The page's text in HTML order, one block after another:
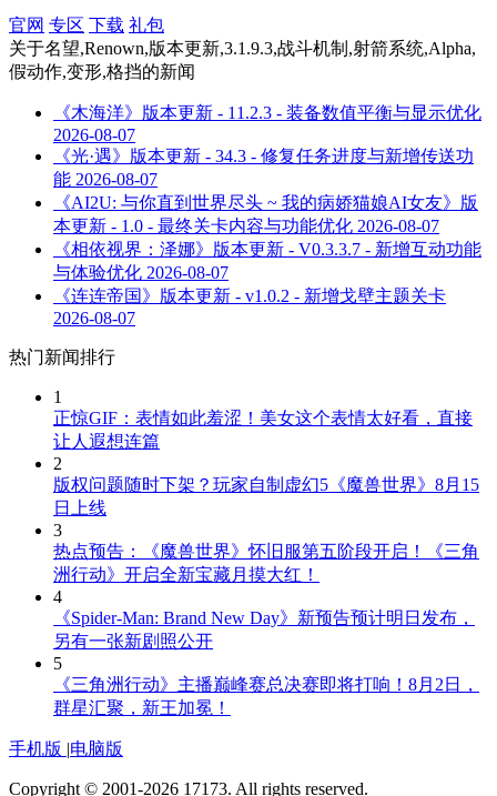
官网 专区 下载 礼包
关于名望,Renown,版本更新,3.1.9.3,战斗机制,射箭系统,Alpha,
假动作,变形,格挡的新闻
《木海洋》版本更新 - 11.2.3 - 装备数值平衡与显示优化
2026-08-07
《光·遇》版本更新 - 34.3 - 修复任务进度与新增传送功
能 2026-08-07
《AI2U: 与你直到世界尽头 ~ 我的病娇猫娘AI女友》版
本更新 - 1.0 - 最终关卡内容与功能优化 2026-08-07
《相依视界：泽娜》版本更新 - V0.3.3.7 - 新增互动功能
与体验优化 2026-08-07
《连连帝国》版本更新 - v1.0.2 - 新增戈壁主题关卡
2026-08-07
热门新闻排行
1
正惊GIF：表情如此羞涩！美女这个表情太好看，直接
让人遐想连篇
2
版权问题随时下架？玩家自制虚幻5《魔兽世界》8月15
日上线
3
热点预告：《魔兽世界》怀旧服第五阶段开启！《三角
洲行动》开启全新宝藏月摸大红！
4
《Spider-Man: Brand New Day》新预告预计明日发布，
另有一张新剧照公开
5
《三角洲行动》主播巅峰赛总决赛即将打响！8月2日，
群星汇聚，新王加冕！
手机版 |电脑版
Copyright © 2001-2026 17173. All rights reserved.